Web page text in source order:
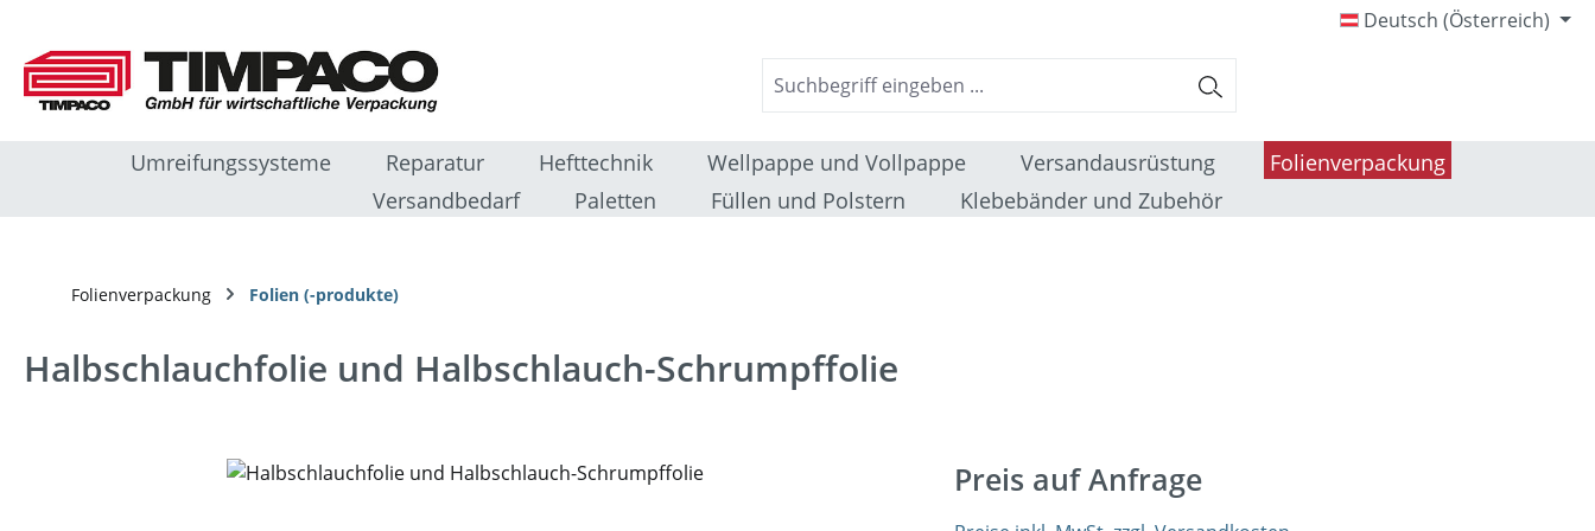
Deutsch (Österreich)
Umreifungssysteme Reparatur Hefttechnik Wellpappe und Vollpappe Versandausrüstung
Folienverpackung
Versandbedarf
Paletten Füllen und Polstern Klebebänder und Zubehör
Folienverpackung Folien (-produkte)
Halbschlauchfolie und Halbschlauch-Schrumpffolie
Bildergalerie überspringen Preis auf Anfrage